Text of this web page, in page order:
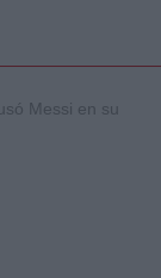
Messi en su